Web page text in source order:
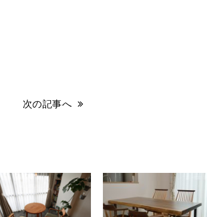
次の記事へ